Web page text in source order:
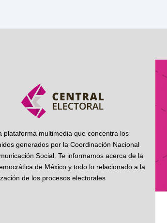
plataforma multimedia que concentra los
generados por la Coordinación Nacional
Social. Te informamos acerca de la
de México y todo lo relacionado a la
de los procesos electorales